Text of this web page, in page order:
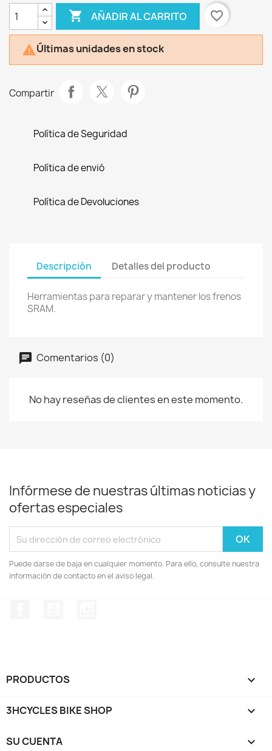
 AÑADIR AL CARRITO favorite_border
Últimas unidades en stock
Compartir
Política de Seguridad
Política de envió
Política de Devoluciones
Descripción Detalles del producto
Herramientas para reparar y mantener los frenos
SRAM.
Comentarios (0)
No hay reseñas de clientes en este momento.
Infórmese de nuestras últimas noticias y
ofertas especiales
Puede darse de baja en cualquier momento. Para ello, consulte nuestra
información de contacto en el aviso legal.
PRODUCTOS 
3HCYCLES BIKE SHOP 
SU CUENTA 